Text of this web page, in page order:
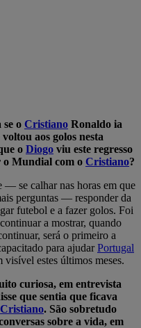
o Cristiano Ronaldo ia
aos golos nesta
o Diogo viu este regresso
o Mundial com o Cristiano?
— se calhar nas horas em que
perguntas — responder da
futebol e a fazer golos. Foi
a mostrar, quando
será o primeiro a
para ajudarPortugal
visível estes últimos meses.
curiosa, em entrevista
que sentia que ficava
Cristiano. São sobretudo
sobre a vida, em